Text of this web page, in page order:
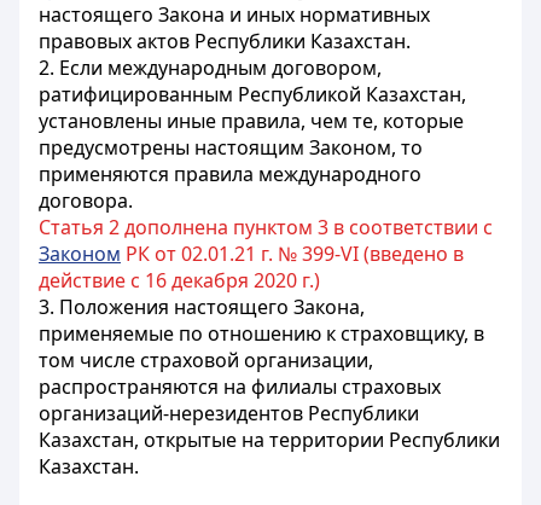
настоящего Закона и иных нормативных
правовых актов Республики Казахстан.
2. Если международным договором,
ратифицированным Республикой Казахстан,
установлены иные правила, чем те, которые
предусмотрены настоящим Законом, то
применяются правила международного
договора.
Статья 2 дополнена пунктом 3 в соответствии с
Законом РК от 02.01.21 г. № 399-VI (введено в
действие с 16 декабря 2020 г.)
3. Положения настоящего Закона,
применяемые по отношению к страховщику, в
том числе страховой организации,
распространяются на филиалы страховых
организаций-нерезидентов Республики
Казахстан, открытые на территории Республики
Казахстан.